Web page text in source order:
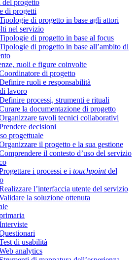
progetto
di progetti
di progetto in base agli attori
nel servizio
di progetto in base al focus
di progetto in base all’ambito di
ruoli e figure coinvolte
di progetto
ruoli e responsabilità
lavoro
processi, strumenti e rituali
la documentazione di progetto
tavoli tecnici collaborativi
decisioni
progettuale
il progetto e la sua gestione
il contesto d’uso del servizio
i processi e i touchpointdel
l’interfaccia utente del servizio
la soluzione ottenuta
di usabilità
analytics